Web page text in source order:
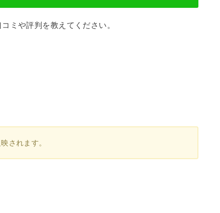
ミや評判を教えてください。
されます。